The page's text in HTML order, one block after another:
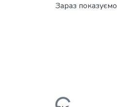
Зараз показуємо
Вантажиться...